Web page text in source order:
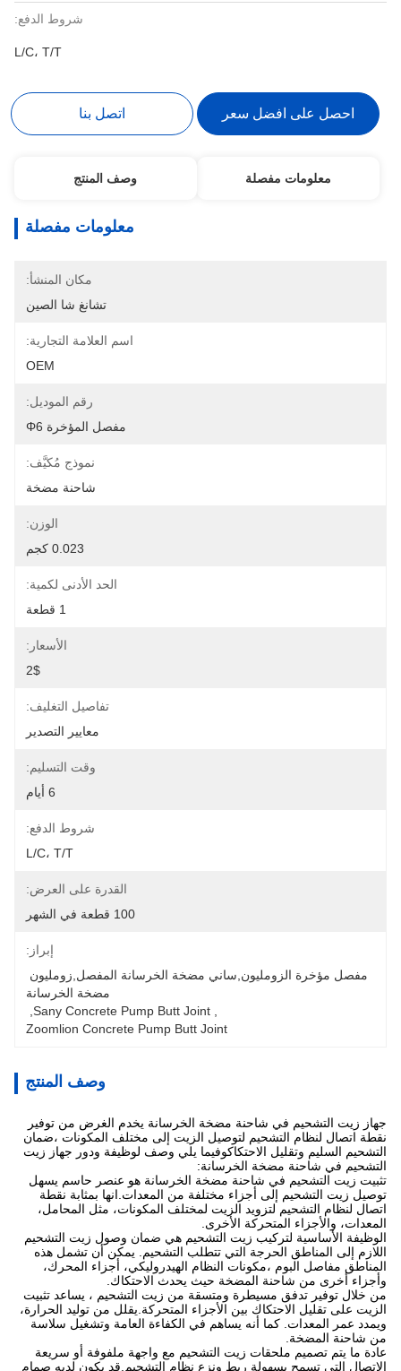
شروط الدفع:
L/C، T/T
احصل على افضل سعر اتصل بنا
معلومات مفصلة وصف المنتج
معلومات مفصلة
مكان المنشأ:
تشانغ شا الصين
اسم العلامة التجارية:
OEM
رقم الموديل:
مفصل المؤخرة Φ6
نموذج مُكيَّف:
شاحنة مضخة
الوزن:
0.023 كجم
الحد الأدنى لكمية:
1 قطعة
الأسعار:
2$
تفاصيل التغليف:
معايير التصدير
وقت التسليم:
6 أيام
شروط الدفع:
L/C، T/T
القدرة على العرض:
100 قطعة في الشهر
إبراز:
مضخة الخرسانة
Sany Concrete Pump Butt Joint
Zoomlion Concrete Pump Butt Joint
وصف المنتج
جهاز زيت التشحيم في شاحنة مضخة الخرسانة يخدم الغرض من توفير
نقطة اتصال لنظام التشحيم لتوصيل الزيت إلى مختلف المكونات ،ضمان
التشحيم السليم وتقليل الاحتكاكوفيما يلي وصف لوظيفة ودور جهاز زيت
التشحيم في شاحنة مضخة الخرسانة:
تثبيت زيت التشحيم في شاحنة مضخة الخرسانة هو عنصر حاسم يسهل
توصيل زيت التشحيم إلى أجزاء مختلفة من المعدات.انها بمثابة نقطة
اتصال لنظام التشحيم لتزويد الزيت لمختلف المكونات، مثل المحامل،
المعدات، والأجزاء المتحركة الأخرى.
الوظيفة الأساسية لتركيب زيت التشحيم هي ضمان وصول زيت التشحيم
اللازم إلى المناطق الحرجة التي تتطلب التشحيم. يمكن أن تشمل هذه
المناطق مفاصل البوم ،مكونات النظام الهيدروليكي، أجزاء المحرك،
وأجزاء أخرى من شاحنة المضخة حيث يحدث الاحتكاك.
من خلال توفير تدفق مسيطرة ومتسقة من زيت التشحيم ، يساعد تثبيت
الزيت على تقليل الاحتكاك بين الأجزاء المتحركة.يقلل من توليد الحرارة،
ويمدد عمر المعدات. كما أنه يساهم في الكفاءة العامة وتشغيل سلاسة
من شاحنة المضخة.
عادة ما يتم تصميم ملحقات زيت التشحيم مع واجهة ملفوفة أو سريعة
الاتصال التي تسمح بسهولة ربط ونزع نظام التشحيم.قد يكون لديه صمام